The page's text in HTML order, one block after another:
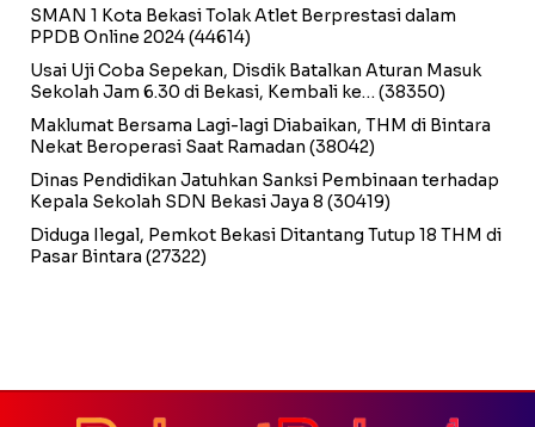
SMAN 1 Kota Bekasi Tolak Atlet Berprestasi dalam
PPDB Online 2024(44614)
Usai Uji Coba Sepekan, Disdik Batalkan Aturan Masuk
Sekolah Jam 6.30 di Bekasi, Kembali ke… (38350)
Maklumat Bersama Lagi-lagi Diabaikan, THM di Bintara
Nekat Beroperasi Saat Ramadan (38042)
Dinas Pendidikan Jatuhkan Sanksi Pembinaan terhadap
Kepala Sekolah SDN Bekasi Jaya 8 (30419)
Diduga Ilegal, Pemkot Bekasi Ditantang Tutup 18 THM di
Pasar Bintara (27322)